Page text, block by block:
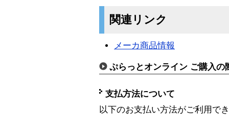
関連リンク
メーカ商品情報
ぷらっとオンライン ご購入の
支払方法について
以下のお支払い方法がご利用で